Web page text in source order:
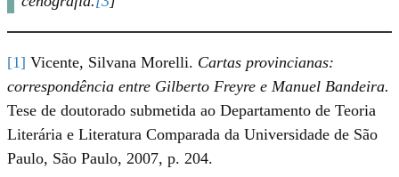
[1] Vicente, Silvana Morelli. Cartas provincianas:
correspondência entre Gilberto Freyre e Manuel Bandeira.
Tese de doutorado submetida ao Departamento de Teoria
Literária e Literatura Comparada da Universidade de São
Paulo, São Paulo, 2007, p. 204.